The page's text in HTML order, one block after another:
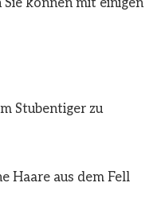
können mit einigen
Stubentiger zu
Haare aus dem Fell